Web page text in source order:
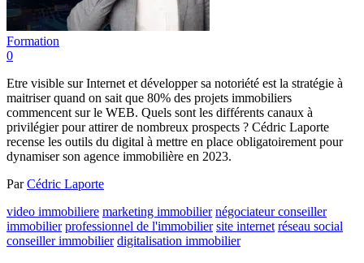
Formation
0
Etre visible sur Internet et développer sa notoriété est la stratégie à
maitriser quand on sait que 80% des projets immobiliers
commencent sur le WEB. Quels sont les différents canaux à
privilégier pour attirer de nombreux prospects ? Cédric Laporte
recense les outils du digital à mettre en place obligatoirement pour
dynamiser son agence immobilière en 2023.
ParCédric Laporte
video immobiliere marketing immobilier négociateur conseiller
immobilier professionnel de l'immobilier site internet réseau social
conseiller immobilier digitalisation immobilier